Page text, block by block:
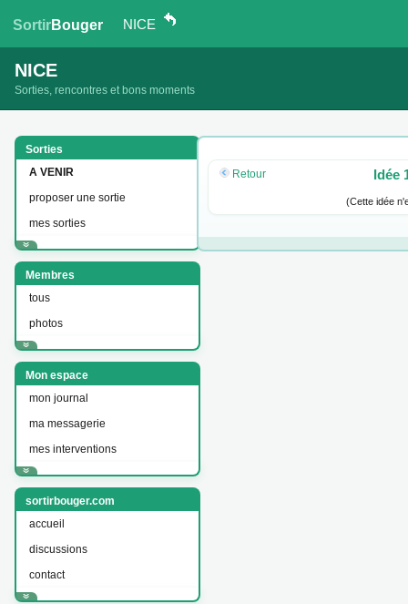
SortirBouger NICE
NICE
Sorties, rencontres et bons moments
Sorties
A VENIR
proposer une sortie
mes sorties
Membres
tous
photos
Mon espace
mon journal
ma messagerie
mes interventions
sortirbouger.com
accueil
discussions
contact
Retour Idée
(Cette idée